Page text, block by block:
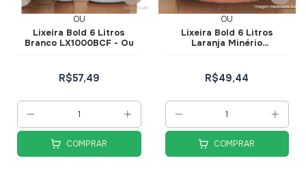
OU
Lixeira Bold 6 Litros
Branco LX1000BCF - Ou
R$57,49
COMPRAR
OU
Lixeira Bold 6 Litros
Laranja Minério
R$49,44
COMPRAR